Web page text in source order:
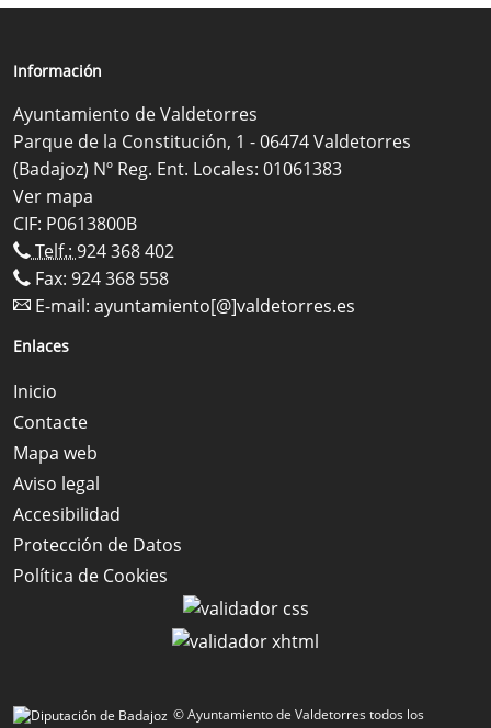
Información
Ayuntamiento de Valdetorres
Parque de la Constitución, 1 - 06474 Valdetorres
(Badajoz) Nº Reg. Ent. Locales: 01061383
Ver mapa
CIF: P0613800B
Telf.: 924 368 402
Fax: 924 368 558
E-mail: ayuntamiento[@]valdetorres.es
Enlaces
Inicio
Contacte
Mapa web
Aviso legal
Accesibilidad
Protección de Datos
Política de Cookies
© Ayuntamiento de Valdetorres todos los